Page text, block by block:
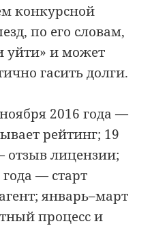
конкурсной
по его словам,
уйти» и может
гасить долги.
2016 года —
рейтинг; 19
отзыв лицензии;
— старт
январь–март
процесс и